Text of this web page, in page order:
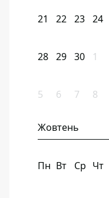
21 22 23 24
28 29 30 1
5 6 7 8
Жовтень
Пн Вт Ср Чт